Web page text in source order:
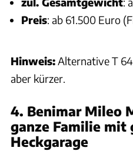
Preis: ab 61.500 Euro
Hinweis:Alternative T
aber kürzer.
4. Benimar Mileo
ganze Familie mit
Heckgarage